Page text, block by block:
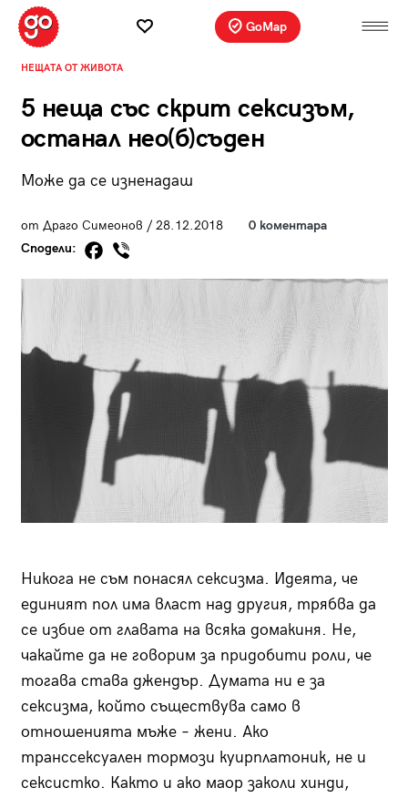
GoMap
НЕЩАТА ОТ ЖИВОТА
5 неща със скрит сексизъм,
останал нео(б)съден
Може да се изненадаш
от Драго Симеонов / 28.12.2018
0 коментара
Сподели:
Никога не съм понасял сексизма. Идеята, че
единият пол има власт над другия, трябва да
се избие от главата на всяка домакиня. Не,
чакайте да не говорим за придобити роли, че
тогава става джендър. Думата ни е за
сексизма, който съществува само в
отношенията мъже – жени. Ако
транссексуален тормози куирплатоник, не и
сексистко. Както и ако маор заколи хинди,